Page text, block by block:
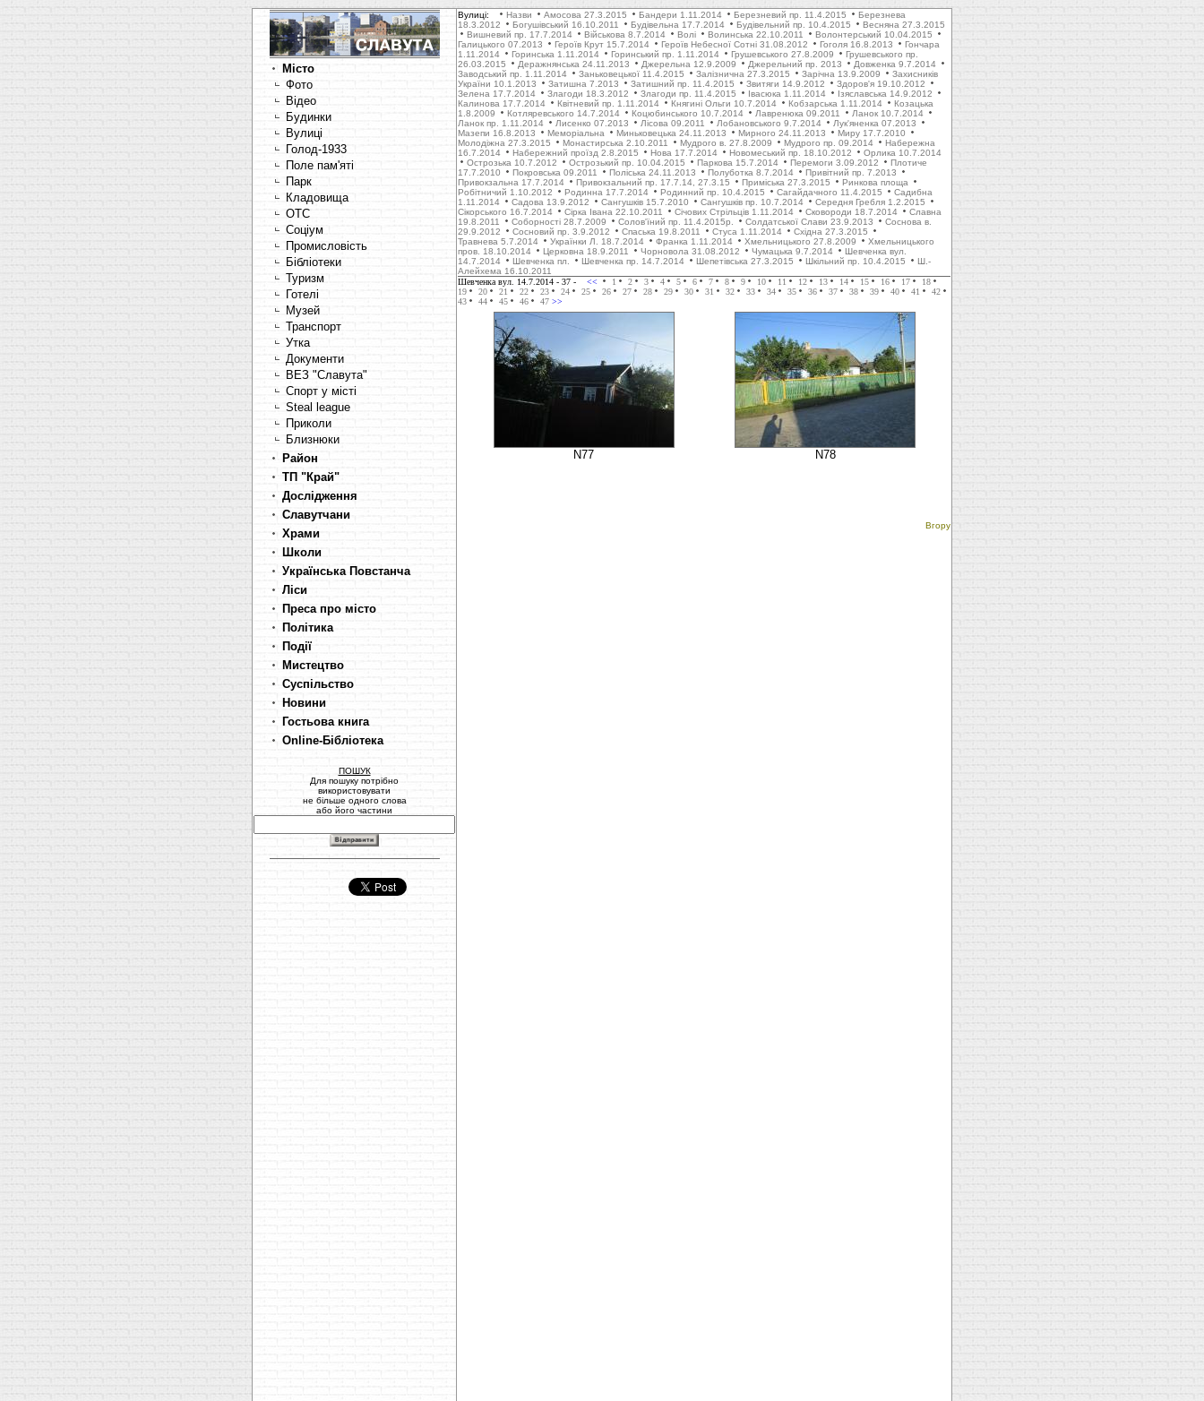
Місто
Фото
Відео
Будинки
Вулиці
Голод-1933
Поле пам'яті
Парк
Кладовища
OTC
Соціум
Промисловість
Бібліотеки
Туризм
Готелі
Музей
Транспорт
Утка
Документи
ВЕЗ "Славута"
Спорт у місті
Steal league
Приколи
Близнюки
Район
ТП "Край"
Дослідження
Славутчани
Храми
Школи
Українська Повстанча
Ліси
Преса про місто
Політика
Події
Мистецтво
Суспільство
Новини
Гостьова книга
Online-Бібліотека
ПОШУК
Для пошуку потрібно
використовувати
не більше одного слова
або його частини
Вулиці: Назви Амосова 27.3.2015 Бандери 1.11.2014 Березневий пр. 11.4.2015
Березнева
18.3.2012
Богушівський 16.10.2011 Будівельна 17.7.2014 Будівельний пр. 10.4.2015
Весняна 27.3.2015
Вишневий пр. 17.7.2014
Військова 8.7.2014 Волі Волинська 22.10.2011
Волонтерський 10.04.2015
Галицького 07.2013
Героїв Крут 15.7.2014 Героїв Небесної Сотні 31.08.2012 Гоголя 16.8.2013
Гончара
1.11.2014
Горинська 1.11.2014 Горинський пр. 1.11.2014 Грушевського 27.8.2009
Грушевського пр.
26.03.2015
Деражнянська 24.11.2013 Джерельна 12.9.2009 Джерельний пр. 2013
Довженка 9.7.2014
Заводський пр. 1.11.2014
Заньковецької 11.4.2015 Залізнична 27.3.2015 Зарічна 13.9.2009
Захисників
України 10.1.2013
Затишна 7.2013 Затишний пр. 11.4.2015 Звитяги 14.9.2012
Здоров'я 19.10.2012
Зелена 17.7.2014
Злагоди 18.3.2012 Злагоди пр. 11.4.2015 Івасюка 1.11.2014
Ізяславська 14.9.2012
Калинова 17.7.2014
Квітневий пр. 1.11.2014 Княгині Ольги 10.7.2014 Кобзарська 1.11.2014
Козацька
1.8.2009
Котляревського 14.7.2014 Коцюбинського 10.7.2014 Лавренюка 09.2011
Ланок 10.7.2014
Ланок пр. 1.11.2014
Лисенко 07.2013 Лісова 09.2011 Лобановського 9.7.2014
Лук'яненка 07.2013
Мазепи 16.8.2013
Меморіальна Миньковецька 24.11.2013 Мирного 24.11.2013
Миру 17.7.2010
Молодіжна 27.3.2015
Монастирська 2.10.2011 Мудрого в. 27.8.2009 Мудрого пр. 09.2014
Набережна
16.7.2014
Набережний проїзд 2.8.2015 Нова 17.7.2014 Новомеський пр. 18.10.2012
Орлика 10.7.2014
Острозька 10.7.2012
Острозький пр. 10.04.2015 Паркова 15.7.2014 Перемоги 3.09.2012
Плотиче
17.7.2010
Покровська 09.2011 Поліська 24.11.2013 Полуботка 8.7.2014
Привітний пр. 7.2013
Привокзальна 17.7.2014
Привокзальний пр. 17.7.14, 27.3.15 Приміська 27.3.2015
Ринкова площа
Робітничий 1.10.2012
Родинна 17.7.2014 Родинний пр. 10.4.2015 Сагайдачного 11.4.2015
Садибна
1.11.2014
Садова 13.9.2012 Сангушків 15.7.2010 Сангушків пр. 10.7.2014
Середня Гребля 1.2.2015
Сікорського 16.7.2014
Сірка Івана 22.10.2011 Січових Стрільців 1.11.2014 Сковороди 18.7.2014
Славна
19.8.2011
Соборності 28.7.2009 Солов'їний пр. 11.4.2015р. Солдатської Слави 23.9.2013
Соснова в.
29.9.2012
Cосновий пр. 3.9.2012 Cпаська 19.8.2011 Стуса 1.11.2014
Східна 27.3.2015
Травнева 5.7.2014
Українки Л. 18.7.2014 Франка 1.11.2014 Хмельницького 27.8.2009
Хмельницького
пров. 18.10.2014
Церковна 18.9.2011 Чорновола 31.08.2012 Чумацька 9.7.2014
Шевченка вул.
14.7.2014
Шевченка пл. Шевченка пр. 14.7.2014 Шепетівська 27.3.2015 Шкільний пр. 10.4.2015
Ш.-
Алейхема 16.10.2011
Шевченка вул. 14.7.2014 - 37 - << 1 2 3 4 5 6 7 8 9 10 11 12 13 14 15 16 17
18
19
20 21 22 23 24 25 26 27 28 29 30 31 32 33 34 35 36 37 38 39 40 41
42
43
44 45 46 47 >>
N77 N78
Вгору